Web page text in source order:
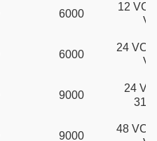
6000
12
6000
24
9000
24
31
9000
48